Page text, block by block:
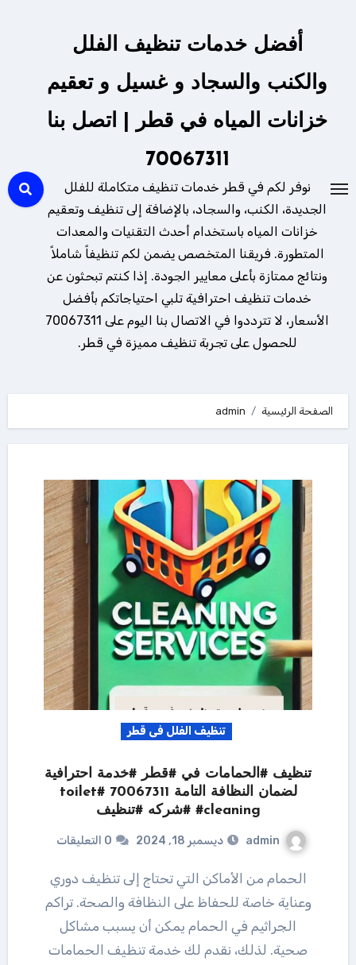
أفضل خدمات تنظيف الفلل
والكنب والسجاد و غسيل و تعقيم
خزانات المياه في قطر | اتصل بنا
70067311
نوفر لكم في قطر خدمات تنظيف متكاملة للفلل
الجديدة، الكنب، والسجاد، بالإضافة إلى تنظيف وتعقيم
خزانات المياه باستخدام أحدث التقنيات والمعدات
المتطورة. فريقنا المتخصص يضمن لكم تنظيفاً شاملاً
ونتائج ممتازة بأعلى معايير الجودة. إذا كنتم تبحثون عن
خدمات تنظيف احترافية تلبي احتياجاتكم بأفضل
الأسعار، لا تترددوا في الاتصال بنا اليوم على 70067311
للحصول على تجربة تنظيف مميزة في قطر.
الصفحة الرئيسية admin
تنظيف الفلل فى قطر
تنظيف #الحمامات في #قطر #خدمة احترافية
لضمان النظافة التامة 70067311 #toilet
#cleaning #شركه #تنظيف
admin ديسمبر 18, 2024 0 التعليقات
وعناية خاصة للحفاظ على النظافة والصحة. تراكم
الجراثيم في الحمام يمكن أن يسبب مشاكل
صحية. لذلك، نقدم لك خدمة تنظيف الحمامات